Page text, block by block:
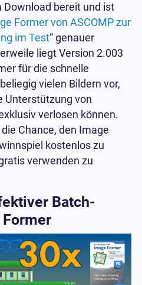
bereit und ist
Former von ASCOMP zur
im Test“ genauer
liegt Version 2.003
für die schnelle
vielen Bildern vor,
Unterstützung von
verlosen können.
Chance, den Image
kostenlos zu
verwenden zu
Batch-